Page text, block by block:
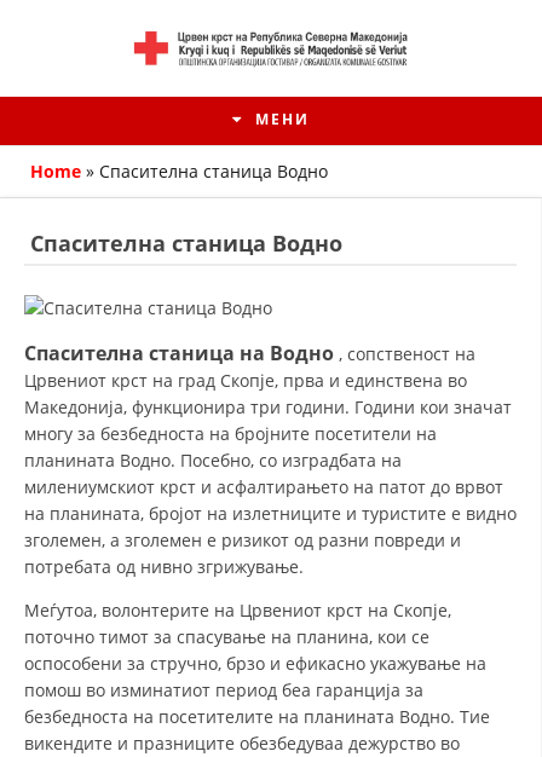
МЕНИ
HISTORIA E KRYQIT TË KUQ
ИСТОРИЈАТ НА ДВИЖЕЊЕТО
СТРУКТУРА НА ОРГАНИЗАЦИЈАТА
ЧЛЕНСТВО ВО ПРОФЕСИОНАЛНИ ТЕЛА
ЗАКОН ЗА ЦКРМ
Home » Спасителна станица Водно
Спасителна станица Водно
Спасителна станица на Водно , сопственост на
Црвениот крст на град Скопје, прва и единствена во
Македонија, функционира три години. Години кои значат
многу за безбедноста на бројните посетители на
планината Водно. Посебно, со изградбата на
милениумскиот крст и асфалтирањето на патот до врвот
на планината, бројот на излетниците и туристите е видно
зголемен, а зголемен е ризикот од разни повреди и
потребата од нивно згрижување.
Меѓутоа, волонтерите на Црвениот крст на Скопје,
поточно тимот за спасување на планина, кои се
оспособени за стручно, брзо и ефикасно укажување на
помош во изминатиот период беа гаранција за
безбедноста на посетителите на планината Водно. Тие
викендите и празниците обезбедуваа дежурство во